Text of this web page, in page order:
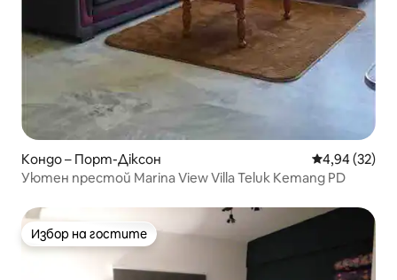
Кондо – Порт-Діксон Средна
4,94 (32)
Уютен престой Marina View Villa Teluk Kemang PD
Избор на гостите
Избор на гостите